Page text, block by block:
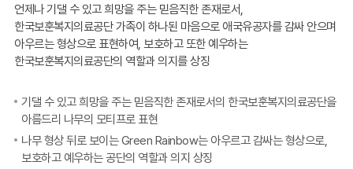
언제나 기댈 수 있고 희망을 주는 믿음직한 존재로서,
한국보훈복지의료공단 가족이 하나된 마음으로 애국유공자를 감싸 안으며
아우르는 형상으로 표현하여, 보호하고 또한 예우하는
한국보훈복지의료공단의 역할과 의지를 상징
기댈 수 있고 희망을 주는 믿음직한 존재로서의 한국보훈복지의료공단을
아름드리 나무의 모티프로 표현
나무 형상 뒤로 보이는 Green Rainbow는 아우르고 감싸는 형상으로,
보호하고 예우하는 공단의 역할과 의지 상징